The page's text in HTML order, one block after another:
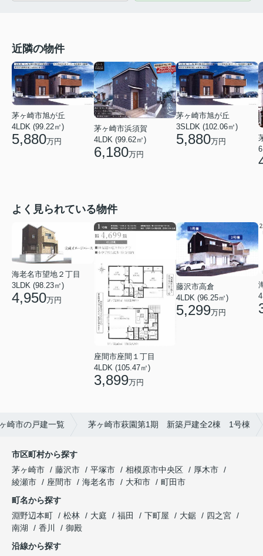
近隣の物件
茅ヶ崎市旭が丘
4LDK (99.22㎡)
5,880万円
茅ヶ崎市浜須賀
4LDK (99.62㎡)
6,180万円
茅ヶ崎市旭が丘
3SLDK (102.06㎡)
5,880万円
よく見られている物件
海老名市望地２丁目
3LDK (98.23㎡)
4,950万円
座間市座間１丁目
4LDK (105.47㎡)
3,899万円
藤沢市高倉
4LDK (96.25㎡)
5,299万円
崎市の戸建一覧 茅ヶ崎市萩園第1期 新築戸建全2棟 1号棟
市区町村から探す
茅ヶ崎市
藤沢市 平塚市 相模原市中央区
厚木市
綾瀬市
座間市 海老名市 大和市
町田市
町名から探す
淵野辺本町
松林 大庭 福田 下町屋 大鋸
四之宮
南湖
香川
御殿
沿線から探す